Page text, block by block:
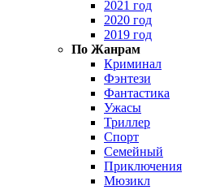
2021 год
2020 год
2019 год
По Жанрам
Криминал
Фэнтези
Фантастика
Ужасы
Триллер
Спорт
Семейный
Приключения
Мюзикл